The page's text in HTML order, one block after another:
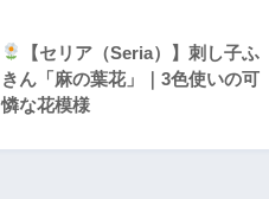
【セリア（Seria）】刺し子ふ
きん「麻の葉花」｜3色使いの可
憐な花模様